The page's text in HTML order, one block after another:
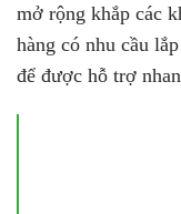
mở rộng khắp các
hàng có nhu cầu
để được hỗ trợ